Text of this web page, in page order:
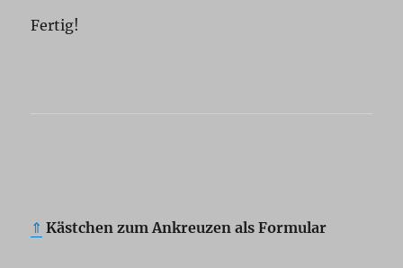
Fertig!
⇑ Kästchen zum Ankreuzen als Formular